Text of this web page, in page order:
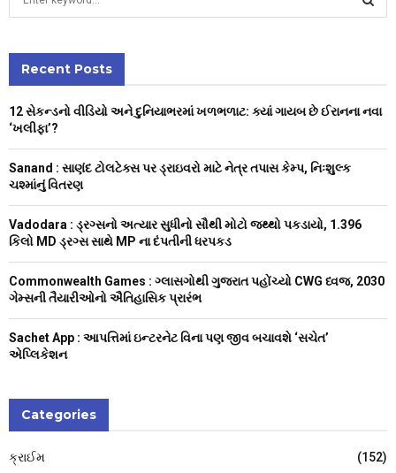
h
o
A
Recent Posts
12 સેકન્ડનો વીડિયો અને દુનિયાભરમાં ખળભળાટ: ક્યાં ગાયબ છે ઈરાનના નવા
‘ખલીફા’?
Sanand : સાણંદ ટોલટેક્સ પર ડ્રાઇવરો માટે નેત્ર તપાસ કેમ્પ, નિઃશુલ્ક
ચશ્માંનું વિતરણ
Vadodara : ડ્રગ્સનો અત્યાર સુધીનો સૌથી મોટો જથ્થો પકડાયો, 1.396
કિલો MD ડ્રગ્સ સાથે MP ના દંપતીની ધરપકડ
Commonwealth Games : ગ્લાસગોથી ગુજરાત પહોંચ્યો CWG ધ્વજ, 2030
ગેમ્સની તૈયારીઓનો ઐતિહાસિક પ્રારંભ
Sachet App : આપત્તિમાં ઇન્ટરનેટ વિના પણ જીવ બચાવશે ‘સચેત’
એપ્લિકેશન
Categories
ક્રાઈમ
(152)